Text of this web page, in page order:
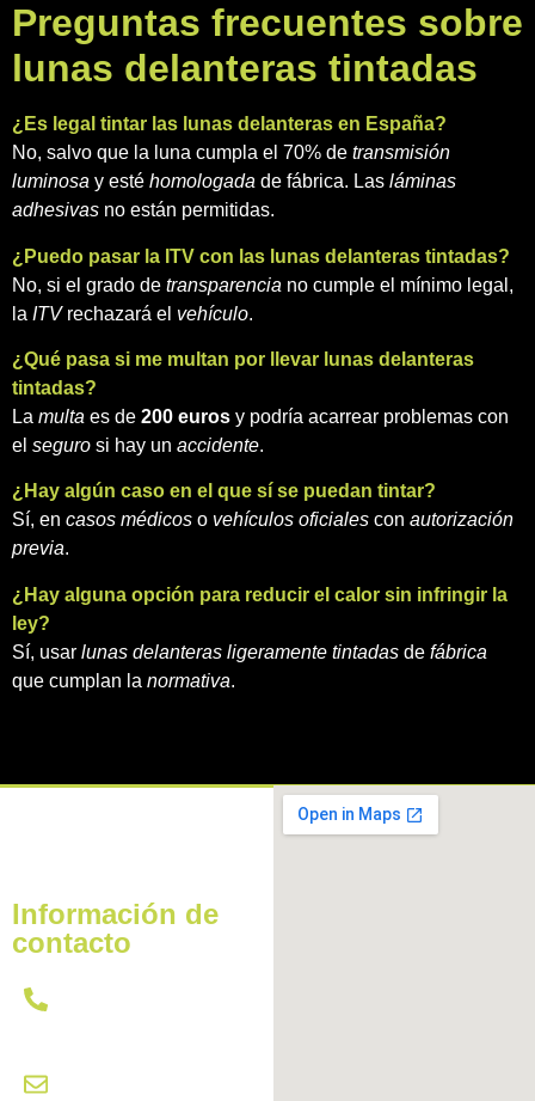
Preguntas frecuentes sobre
lunas delanteras tintadas
¿Es legal tintar las lunas delanteras en España?
No, salvo que la luna cumpla el 70% de transmisión
luminosa y esté homologada de fábrica. Las láminas
adhesivas no están permitidas.
¿Puedo pasar la ITV con las lunas delanteras tintadas?
No, si el grado de transparencia no cumple el mínimo legal,
la ITVrechazará el vehículo.
¿Qué pasa si me multan por llevar lunas delanteras
tintadas?
La multa es de 200 euros y podría acarrear problemas con
el seguro si hay un accidente.
¿Hay algún caso en el que sí se puedan tintar?
Sí, en casos médicos o vehículos oficiales con autorización
previa.
¿Hay alguna opción para reducir el calor sin infringir la
ley?
Sí, usar lunas delanteras ligeramente tintadas de fábrica
que cumplan la normativa.
Información de
contacto